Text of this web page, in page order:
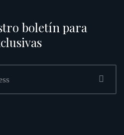
boletín para